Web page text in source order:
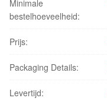
Minimale
bestelhoeveelheid:
Prijs:
Packaging Details:
Levertijd: